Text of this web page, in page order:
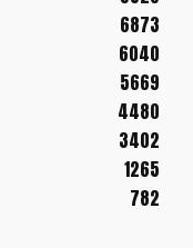
6873
6040
5669
4480
3402
1265
782